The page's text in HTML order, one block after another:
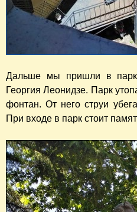
Дальше мы пришли в парк
Георгия Леонидзе. Парк
фонтан. От него струи
При входе в парк стоит